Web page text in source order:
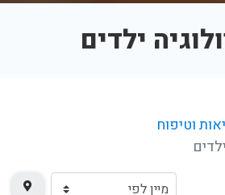
ילדים
וטיפוח